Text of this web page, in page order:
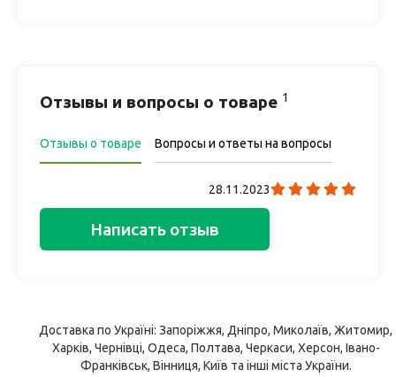
Отзывы и вопросы о товаре 1
Отзывы о товаре Вопросы и ответы на вопросы
28.11.2023
Написать отзыв
Доставка по Україні: Запоріжжя, Дніпро, Миколаїв, Житомир,
Харків, Чернівці, Одеса, Полтава, Черкаси, Херсон, Івано-
Франківськ, Вінниця, Київ та інші міста України.